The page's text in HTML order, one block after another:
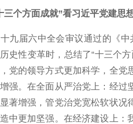
三个方面成就”看习近平党建思
届六中全会审议通过的《中
史性变革时，总结了“十三个
党的领导方式更加科学，全党
强。在全面从严治党上：经过
著增强，管党治党宽松软状况
中更加坚强。在经济建设上：